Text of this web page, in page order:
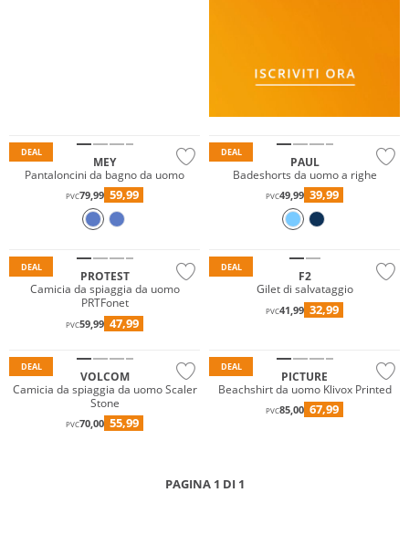
DEAL
MEY
Pantaloncini da bagno da uomo
PVC79,99 59,99
DEAL
PAUL
Badeshorts da uomo a righe
PVC49,99 39,99
DEAL
PROTEST
Camicia da spiaggia da uomo
PRTFonet
PVC59,99 47,99
DEAL
F2
Gilet di salvataggio
PVC41,99 32,99
DEAL
VOLCOM
Camicia da spiaggia da uomo Scaler
Stone
PVC70,00 55,99
DEAL
PICTURE
Beachshirt da uomo Klivox Printed
PVC85,00 67,99
PAGINA 1 DI 1